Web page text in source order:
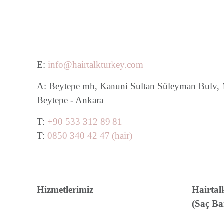
E: info@hairtalkturkey.com
A: Beytepe mh, Kanuni Sultan Süleyman Bulv,
Beytepe - Ankara
T: +90 533 312 89 81
T: 0850 340 42 47 (hair)
Hizmetlerimiz
(Saç